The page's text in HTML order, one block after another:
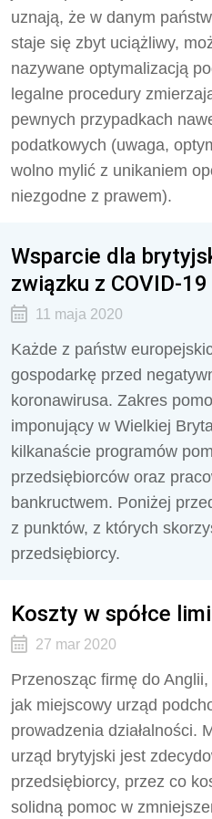
uznają, że w danym
staje się zbyt uciążliwy,
nazywane optymalizacją
legalne procedury
pewnych przypadkach
podatkowych (uwaga,
wolno mylić z unikaniem
niezgodne z prawem).
Wsparcie dla
związku z COVID-19
11 maja 2020
Każde z państw
gospodarkę przed
koronawirusa. Zakres
imponujący w Wielkiej
kilkanaście programów
przedsiębiorców oraz
bankructwem. Poniżej
z punktów, z których
przedsiębiorcy.
Koszty w spółce
27 mar 2020
Przenosząc firmę do
jak miejscowy urząd
prowadzenia działalności.
urząd brytyjski jest
przedsiębiorcy, przez co
solidną pomoc w